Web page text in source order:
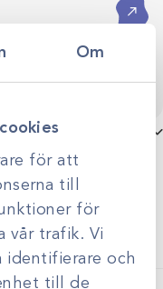
Om
för att
till
för
vår trafik. Vi
identifierare och
till de